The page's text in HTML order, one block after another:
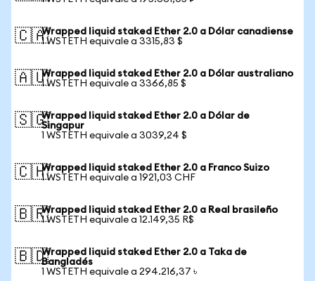
🇨🇦Wrapped liquid staked Ether 2.0 a Dólar canadiense
1 WSTETH equivale a 3315,83 $
🇦🇺Wrapped liquid staked Ether 2.0 a Dólar australiano
1 WSTETH equivale a 3366,85 $
🇸🇬Wrapped liquid staked Ether 2.0 a Dólar de
Singapur
1 WSTETH equivale a 3039,24 $
🇨🇭Wrapped liquid staked Ether 2.0 a Franco Suizo
1 WSTETH equivale a 1921,03 CHF
🇧🇷Wrapped liquid staked Ether 2.0 a Real brasileño
1 WSTETH equivale a 12.149,35 R$
🇧🇩Wrapped liquid staked Ether 2.0 a Taka de
Bangladés
1 WSTETH equivale a 294.216,37 ৳